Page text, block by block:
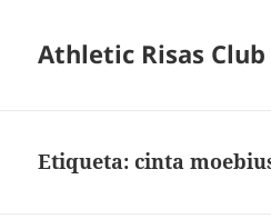
Athletic Risas Club
Etiqueta:cinta